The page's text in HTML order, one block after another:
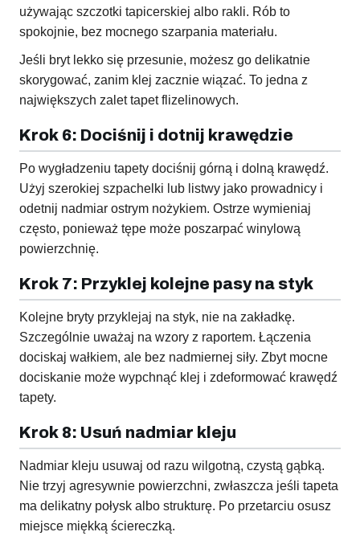
używając szczotki tapicerskiej albo rakli. Rób to
spokojnie, bez mocnego szarpania materiału.
Jeśli bryt lekko się przesunie, możesz go delikatnie
skorygować, zanim klej zacznie wiązać. To jedna z
największych zalet tapet flizelinowych.
Krok 6: Dociśnij i dotnij krawędzie
Po wygładzeniu tapety dociśnij górną i dolną krawędź.
Użyj szerokiej szpachelki lub listwy jako prowadnicy i
odetnij nadmiar ostrym nożykiem. Ostrze wymieniaj
często, ponieważ tępe może poszarpać winylową
powierzchnię.
Krok 7: Przyklej kolejne pasy na styk
Kolejne bryty przyklejaj na styk, nie na zakładkę.
Szczególnie uważaj na wzory z raportem. Łączenia
dociskaj wałkiem, ale bez nadmiernej siły. Zbyt mocne
dociskanie może wypchnąć klej i zdeformować krawędź
tapety.
Krok 8: Usuń nadmiar kleju
Nadmiar kleju usuwaj od razu wilgotną, czystą gąbką.
Nie trzyj agresywnie powierzchni, zwłaszcza jeśli tapeta
ma delikatny połysk albo strukturę. Po przetarciu osusz
miejsce miękką ściereczką.